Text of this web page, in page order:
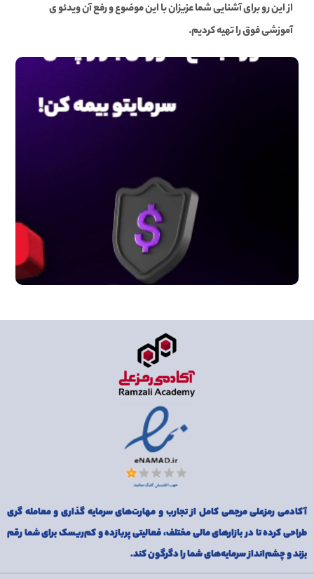
از این رو برای آشنایی شما عزیزان با این موضوع و رفع آن ویدئو ی
آموزشی فوق را تهیه کردیم.
آکادمی رمزعلی مرجعی کامل از تجارب و مهارت‌های سرمایه گذاری و معامله گری
طراحی کرده تا در بازارهای مالی مختلف، فعالیتی پربازده و کم‌ریسک برای شما رقم
بزند و چشم‌انداز سرمایه‌های شما را دگرگون کند.